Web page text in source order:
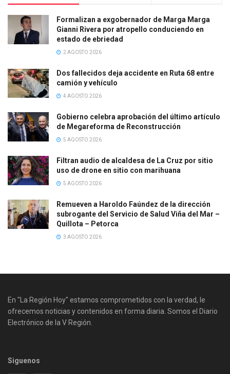
Formalizan a exgobernador de Marga Marga
Gianni Rivera por atropello conduciendo en
estado de ebriedad
2 AGOSTO 2026
Dos fallecidos deja accidente en Ruta 68 entre
camión y vehículo
4 AGOSTO 2026
Gobierno celebra aprobación del último artículo
de Megareforma de Reconstrucción
5 AGOSTO 2026
Filtran audio de alcaldesa de La Cruz por sitio
uso de drone en sitio con marihuana
5 AGOSTO 2026
Remueven a Haroldo Faúndez de la dirección
subrogante del Servicio de Salud Viña del Mar –
Quillota – Petorca
3 AGOSTO 2026
En "La Región Hoy" estamos comprometidos con la verdad, le
ofrecemos noticias y contenidos en forma diaria. Somos el Diario
Electrónico de la V Región.
Siguenos